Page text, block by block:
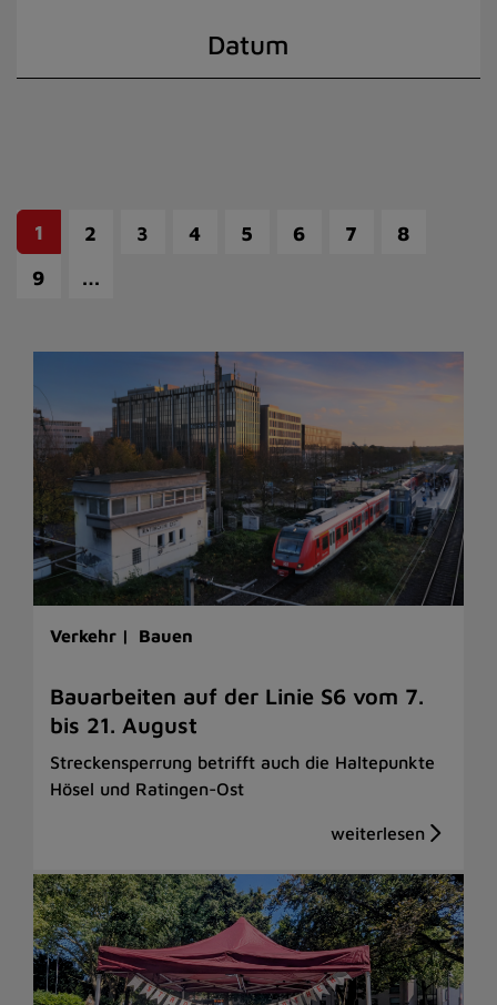
Datum
1 2 3 4 5 6 7
8
9
…
Verkehr | Bauen
Bauarbeiten auf der Linie S6 vom 7.
bis 21. August
Streckensperrung betrifft auch die Haltepunkte
Hösel und Ratingen-Ost